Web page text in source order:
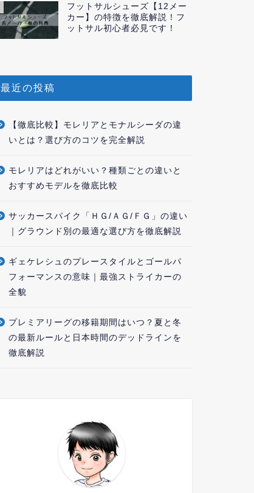
フットサルシューズ【12メー
カー】の特徴を徹底解説！フ
ットサル初心者必見です！
最近の投稿
【徹底比較】モレリアとモナルシーダの違
いとは？選び方のコツを完全解説
モレリアはどれがいい？種類ごとの違いと
おすすめモデルを徹底比較
サッカースパイク「ＨＧ/ＡＧ/ＦＧ」の違い
｜グラウンド別の最適な選び方を徹底解説
ギェケレシュのプレースタイルとゴールパ
フォーマンスの意味｜最強ストライカーの
全貌
プレミアリーグの移籍期間はいつ？夏と冬
の最新ルールと日本時間のデッドラインを
徹底解説